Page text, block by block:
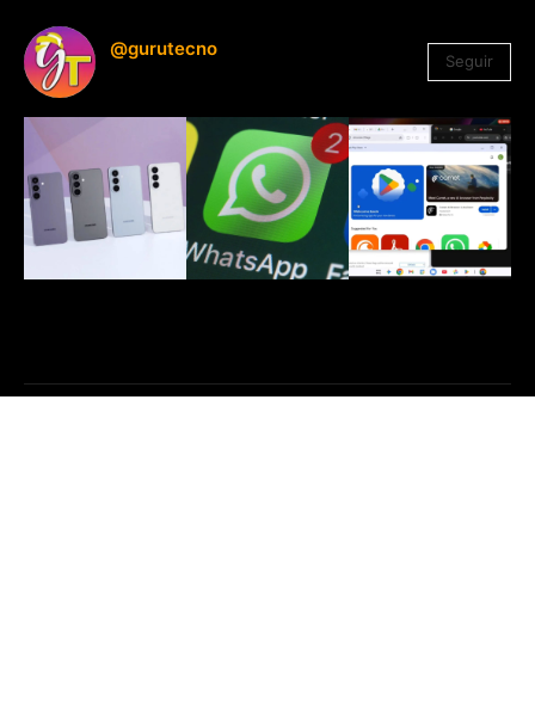
@gurutecno
Seguir